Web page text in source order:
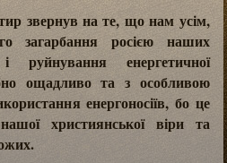
звернув на те, що нам усім,
загарбання росією наших
руйнування енергетичної
ощадливо та з особливою
енергоносіїв, бо це
християнської віри та